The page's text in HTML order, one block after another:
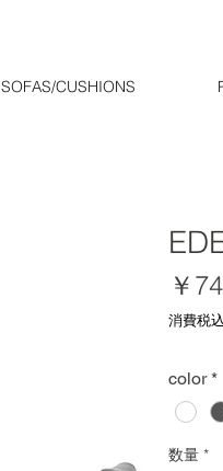
SOFAS/CUSHIONS
￥
消費税
color *
数量 *